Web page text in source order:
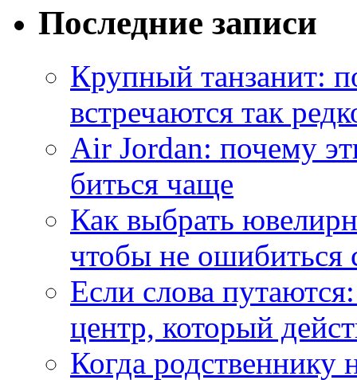
Последние записи
Крупный танзанит:
встречаются так
Air Jordan: почему
биться чаще
Как выбрать
чтобы не ошибиться
Если слова
центр, который
Когда